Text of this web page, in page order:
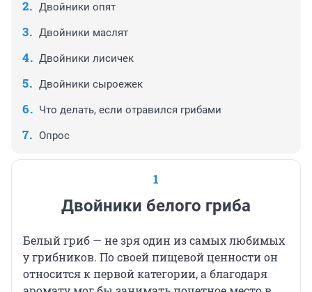
Двойники опят
Двойники маслят
Двойники лисичек
Двойники сыроежек
Что делать, если отравился грибами
Опрос
1
Двойники белого гриба
Белый гриб — не зря один из самых любимых
у грибников. По своей пищевой ценности он
относится к первой категории, а благодаря